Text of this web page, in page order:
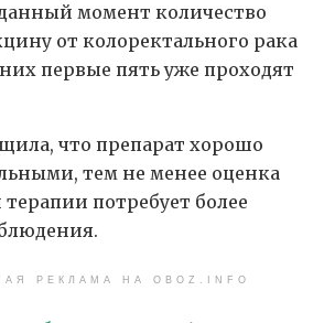
момент количество
от колоректального рака
них первые пять уже проходят
что препарат хорошо
тем не менее оценка
потребует более
РЕКЛАМА НА OBOZ.INFO